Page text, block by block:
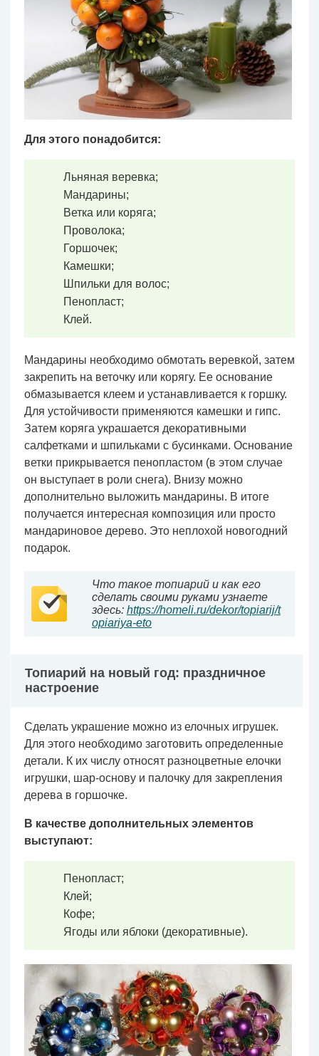
Для этого понадобится:
Льняная веревка;
Мандарины;
Ветка или коряга;
Проволока;
Горшочек;
Камешки;
Шпильки для волос;
Пенопласт;
Клей.
Мандарины необходимо обмотать веревкой, затем
закрепить на веточку или корягу. Ее основание
обмазывается клеем и устанавливается к горшку.
Для устойчивости применяются камешки и гипс.
Затем коряга украшается декоративными
салфетками и шпильками с бусинками. Основание
ветки прикрывается пенопластом (в этом случае
он выступает в роли снега). Внизу можно
дополнительно выложить мандарины. В итоге
получается интересная композиция или просто
мандариновое дерево. Это неплохой новогодний
подарок.
Что такое топиарий и как его
сделать своими руками узнаете
здесь: https://homeli.ru/dekor/topiarij/t
opiariya-eto
Топиарий на новый год: праздничное
настроение
Сделать украшение можно из елочных игрушек.
Для этого необходимо заготовить определенные
детали. К их числу относят разноцветные елочки
игрушки, шар-основу и палочку для закрепления
дерева в горшочке.
В качестве дополнительных элементов
выступают:
Пенопласт;
Клей;
Кофе;
Ягоды или яблоки (декоративные).